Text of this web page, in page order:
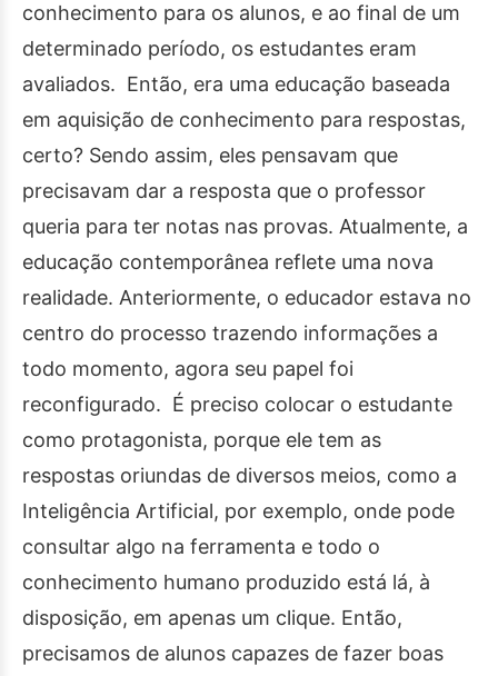
conhecimento para os alunos, e ao final de um
determinado período, os estudantes eram
avaliados. Então, era uma educação baseada
em aquisição de conhecimento para respostas,
certo? Sendo assim, eles pensavam que
precisavam dar a resposta que o professor
queria para ter notas nas provas. Atualmente, a
educação contemporânea reflete uma nova
realidade. Anteriormente, o educador estava no
centro do processo trazendo informações a
todo momento, agora seu papel foi
reconfigurado. É preciso colocar o estudante
como protagonista, porque ele tem as
respostas oriundas de diversos meios, como a
Inteligência Artificial, por exemplo, onde pode
consultar algo na ferramenta e todo o
conhecimento humano produzido está lá, à
disposição, em apenas um clique. Então,
precisamos de alunos capazes de fazer boas